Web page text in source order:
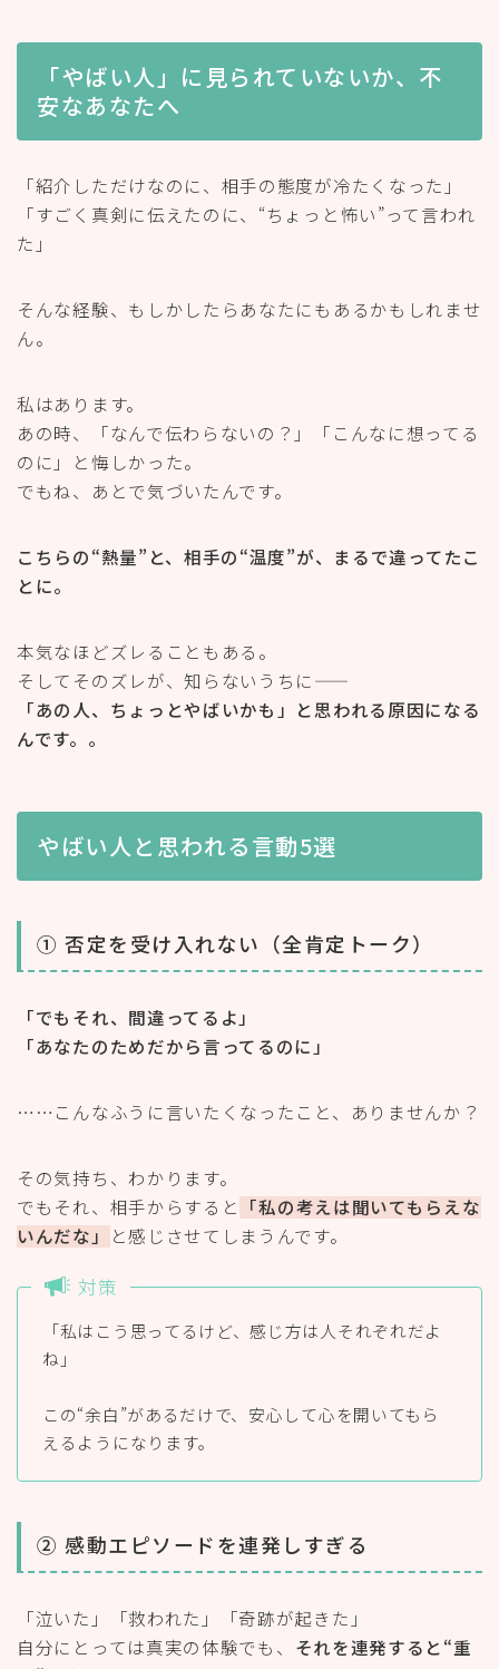
「やばい人」に見られていないか、不
安なあなたへ
「紹介しただけなのに、相手の態度が冷たくなった」
「すごく真剣に伝えたのに、“ちょっと怖い”って言われ
た」
そんな経験、もしかしたらあなたにもあるかもしれませ
ん。
私はあります。
あの時、「なんで伝わらないの？」「こんなに想ってる
のに」と悔しかった。
でもね、あとで気づいたんです。
こちらの“熱量”と、相手の“温度”が、まるで違ってたこ
とに。
本気なほどズレることもある。
そしてそのズレが、知らないうちに——
「あの人、ちょっとやばいかも」と思われる原因になる
んです。 。
やばい人と思われる言動5選
① 否定を受け入れない（全肯定トーク）
「でもそれ、間違ってるよ」
「あなたのためだから言ってるのに」
……こんなふうに言いたくなったこと、ありませんか？
その気持ち、わかります。
でもそれ、相手からすると 「私の考えは聞いてもらえな
いんだな」
と感じさせてしまうんです。
対策
「私はこう思ってるけど、感じ方は人それぞれだよ
ね」
この“余白”があるだけで、安心して心を開いてもら
えるようになります。
② 感動エピソードを連発しすぎる
「泣いた」「救われた」「奇跡が起きた」
自分にとっては真実の体験でも、 それを連発すると“重